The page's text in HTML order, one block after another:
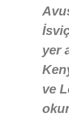
yer
ve